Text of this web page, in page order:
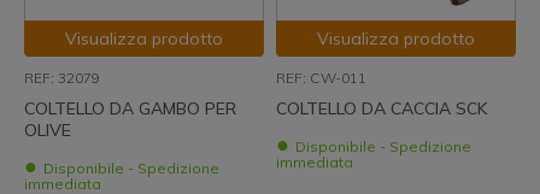
Visualizza prodotto
REF: 32079
COLTELLO DA GAMBO PER
OLIVE
Disponibile - Spedizione
immediata
Visualizza prodotto
REF: CW-011
COLTELLO DA CACCIA SCK
Disponibile - Spedizione
immediata